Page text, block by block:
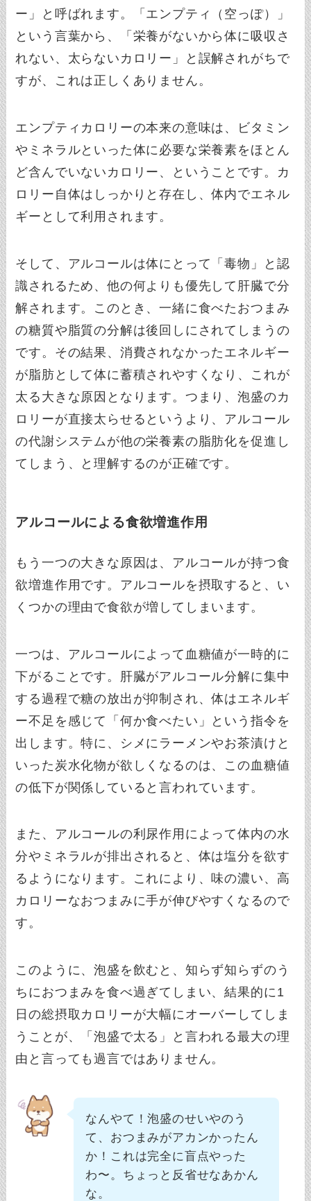
ー」と呼ばれます。「エンプティ（空っぽ）」
という言葉から、「栄養がないから体に吸収さ
れない、太らないカロリー」と誤解されがちで
すが、これは正しくありません。
エンプティカロリーの本来の意味は、ビタミン
やミネラルといった体に必要な栄養素をほとん
ど含んでいないカロリー、ということです。カ
ロリー自体はしっかりと存在し、体内でエネル
ギーとして利用されます。
そして、アルコールは体にとって「毒物」と認
識されるため、他の何よりも優先して肝臓で分
解されます。このとき、一緒に食べたおつまみ
の糖質や脂質の分解は後回しにされてしまうの
です。その結果、消費されなかったエネルギー
が脂肪として体に蓄積されやすくなり、これが
太る大きな原因となります。つまり、泡盛のカ
ロリーが直接太らせるというより、アルコール
の代謝システムが他の栄養素の脂肪化を促進し
てしまう、と理解するのが正確です。
アルコールによる食欲増進作用
もう一つの大きな原因は、アルコールが持つ食
欲増進作用です。アルコールを摂取すると、い
くつかの理由で食欲が増してしまいます。
一つは、アルコールによって血糖値が一時的に
下がることです。肝臓がアルコール分解に集中
する過程で糖の放出が抑制され、体はエネルギ
ー不足を感じて「何か食べたい」という指令を
出します。特に、シメにラーメンやお茶漬けと
いった炭水化物が欲しくなるのは、この血糖値
の低下が関係していると言われています。
また、アルコールの利尿作用によって体内の水
分やミネラルが排出されると、体は塩分を欲す
るようになります。これにより、味の濃い、高
カロリーなおつまみに手が伸びやすくなるので
す。
このように、泡盛を飲むと、知らず知らずのう
ちにおつまみを食べ過ぎてしまい、結果的に1
日の総摂取カロリーが大幅にオーバーしてしま
うことが、「泡盛で太る」と言われる最大の理
由と言っても過言ではありません。
なんやて！泡盛のせいやのう
て、おつまみがアカンかったん
か！これは完全に盲点やった
わ〜。ちょっと反省せなあかん
な。